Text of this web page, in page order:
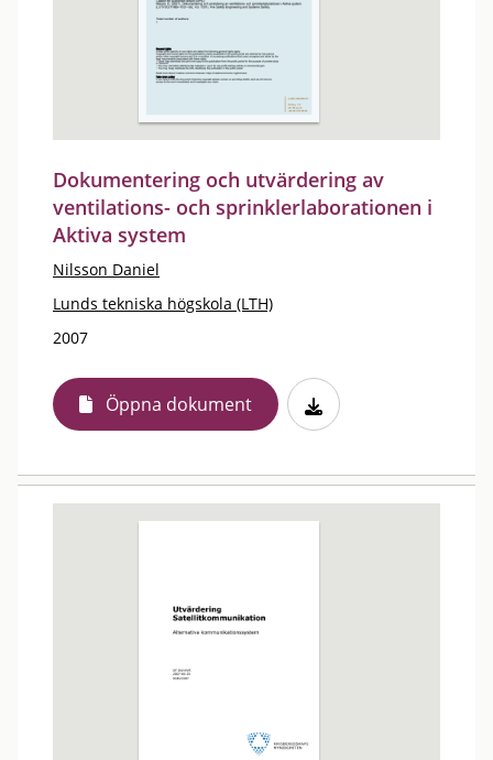
Dokumentering och utvärdering av
ventilations- och sprinklerlaborationen i
Aktiva system
Nilsson Daniel
Lunds tekniska högskola (LTH)
2007
Öppna dokument